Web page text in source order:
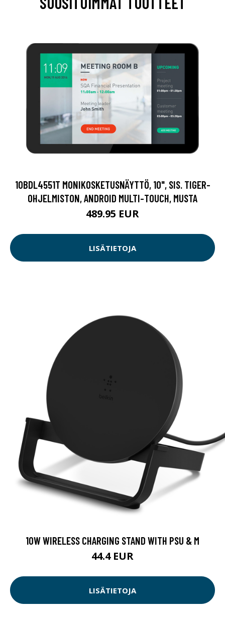
10BDL4551T MONIKOSKETUSNÄYTTÖ, 10", SIS. TIGER-
OHJELMISTON, ANDROID MULTI-TOUCH, MUSTA
489.95 EUR
LISÄTIETOJA
10W WIRELESS CHARGING STAND WITH PSU & M
44.4 EUR
LISÄTIETOJA